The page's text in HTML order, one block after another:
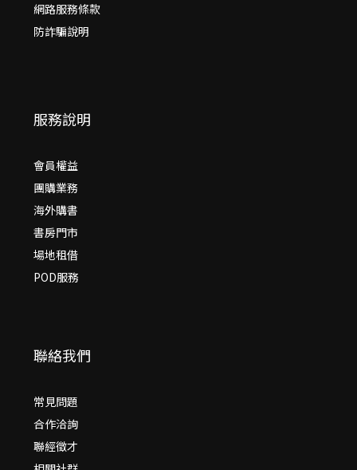
網路服務條款
防詐騙說明
服務說明
會員權益
團購業務
海外購書
書房門市
場地租借
POD服務
聯絡我們
常見問題
合作洽詢
聯經徵才